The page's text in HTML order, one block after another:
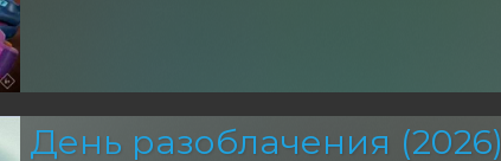
День разоблачения (2026)